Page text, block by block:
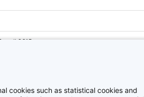
april 2015
cookies such as statistical cookies and